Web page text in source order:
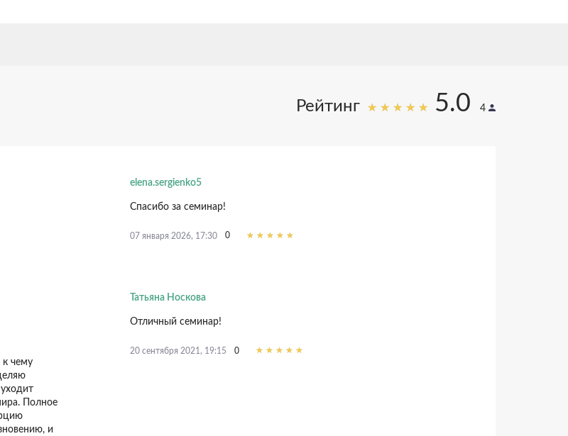
Рейтинг 5.0 4
elena.sergienko5
Спасибо за семинар!
07 января 2026, 17:30 0
к чему
Полное
и
Татьяна Носкова
Отличный семинар!
20 сентября 2021, 19:15 0